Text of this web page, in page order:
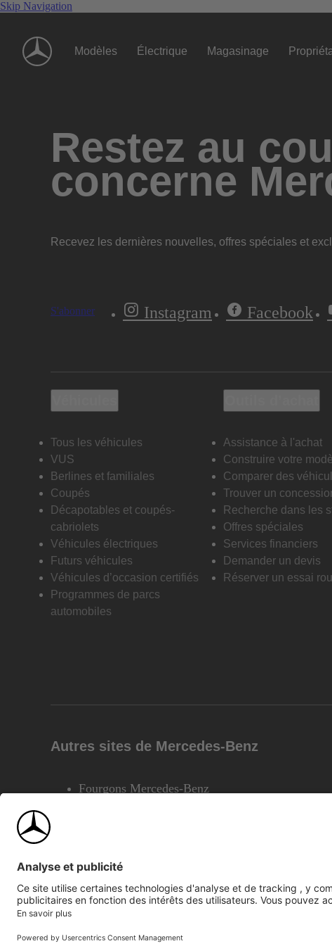
Skip Navigation
Modèles Électrique Magasinage
Restez au
concerne
Recevez les dernières nouvelles, offres spéciales et
S'abonner Instagram Facebook
Tous les véhicules
VUS
Berlines et familiales
Coupés
Décapotables et coupés-
cabriolets
Véhicules électriques
Futurs véhicules
Véhicules d’occasion certifiés
Programmes de parcs
automobiles
Assistance à l'achat
Construire votre
Comparer des
Trouver un
Recherche dans les
Offres spéciales
Services financiers
Demander un devis
Réserver un essai
Autres sites de Mercedes-Benz
Fourgons Mercedes-Benz
©2026 Mercedes-Benz Canada Inc.